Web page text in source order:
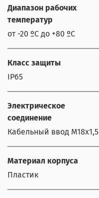
Диапазон рабочих
температур
от -20 ºС до +80 ºС
Класс защиты
IP65
Электрическое
соединение
Кабельный ввод M18x1,5
Материал корпуса
Пластик